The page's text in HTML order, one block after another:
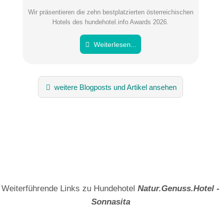
Hinweis: Bitte beachten Sie, öffentliche Fragen sindfür alle
Besucher sichtbar .
Klicken Sie hier um eine individuelle Frage
Hundehotel-Eintrag zu stellen.
Wir präsentieren die zehn bestplatzierten österreichischen
Hotels des hundehotel.info Awards 2026.
Weiterlesen...
weitere Blogposts und Artikel ansehen
Weiterführende Links zu Hundehotel Natur.Genuss.Hotel -
Sonnasita